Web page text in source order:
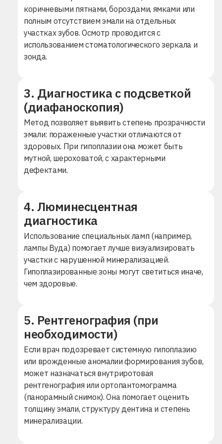
коричневыми пятнами, бороздами, ямками или
полным отсутствием эмали на отдельных
участках зубов. Осмотр проводится с
использованием стоматологического зеркала и
зонда.
3. Диагностика с подсветкой
(диафаноскопия)
Метод позволяет выявить степень прозрачности
эмали: пораженные участки отличаются от
здоровых. При гипоплазии она может быть
мутной, шероховатой, с характерными
дефектами.
4. Люминесцентная
диагностика
Использование специальных ламп (например,
лампы Вуда) помогает лучше визуализировать
участки с нарушенной минерализацией.
Гипоплазированные зоны могут светиться иначе,
чем здоровые.
5. Рентгенография (при
необходимости)
Если врач подозревает системную гипоплазию
или врожденные аномалии формирования зубов,
может назначаться внутриротовая
рентгенография или ортопантомограмма
(панорамный снимок). Она помогает оценить
толщину эмали, структуру дентина и степень
минерализации.